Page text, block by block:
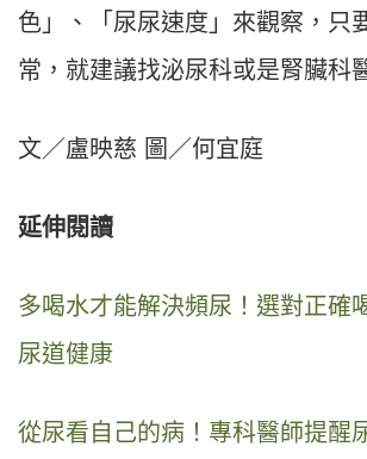
色」、「尿尿速度」來觀察，只
常，就建議找泌尿科或是腎臟科
文／盧映慈 圖／何宜庭
延伸閱讀
多喝水才能解決頻尿！選對正確
尿道健康
從尿看自己的病！專科醫師提醒